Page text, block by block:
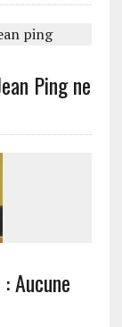
Ping ne
Aucune